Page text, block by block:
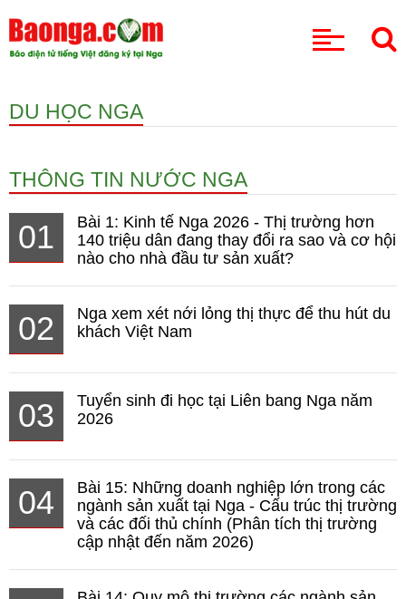
DU HỌC NGA
THÔNG TIN NƯỚC NGA
01
Bài 1: Kinh tế Nga 2026 - Thị trường hơn
140 triệu dân đang thay đổi ra sao và cơ hội
nào cho nhà đầu tư sản xuất?
02
Nga xem xét nới lỏng thị thực để thu hút du
khách Việt Nam
03
Tuyển sinh đi học tại Liên bang Nga năm
2026
04
Bài 15: Những doanh nghiệp lớn trong các
ngành sản xuất tại Nga - Cấu trúc thị trường
và các đối thủ chính (Phân tích thị trường
cập nhật đến năm 2026)